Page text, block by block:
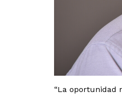
“La oportunidad